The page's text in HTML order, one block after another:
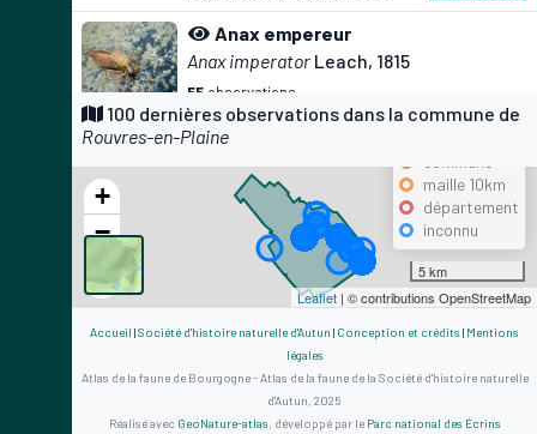
Anax empereur
Anax imperator Leach, 1815
55 observations
Dernière observation en2023 Fiche espèce
Oryctolagus cuniculus
(Linnaeus, 1758)
observations
Dernière observation en 2023
Agrion porte-coupe
Enallagma cyathigerum(Charpentier,
1840)
observations
Dernière observation en
100 dernières observations dans la commune de
Rouvres-en-Plaine
+
−
Précision
maille 10km
département
inconnu
5 km
Leaflet | © contributions OpenStreetMap
Accueil |Société d'histoire naturelle d'Autun | Conception et crédits | Mentions
légales
Atlas de la faune de Bourgogne - Atlas de la faune de la Société d'histoire naturelle
d'Autun, 2025
Réalisé avec GeoNature-atlas, développé par le Parc national des Écrins